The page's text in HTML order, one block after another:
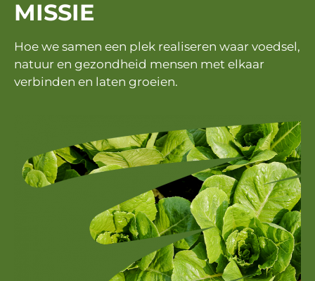
MISSIE
Hoe we samen een plek realiseren waar voedsel,
natuur en gezondheid mensen met elkaar
verbinden en laten groeien.